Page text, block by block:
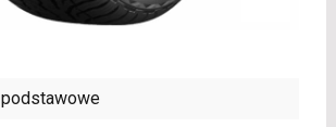
podstawowe